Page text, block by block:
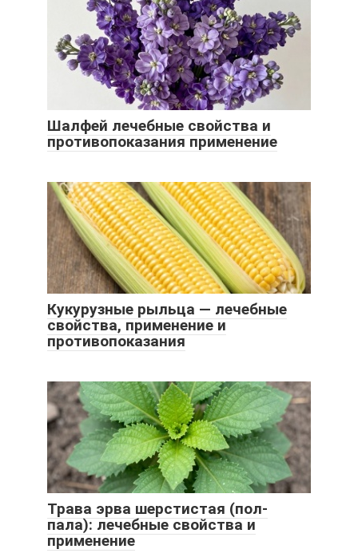
Шалфей лечебные свойства и
противопоказания применение
Кукурузные рыльца — лечебные
свойства, применение и
противопоказания
Трава эрва шерстистая (пол-
пала): лечебные свойства и
применение